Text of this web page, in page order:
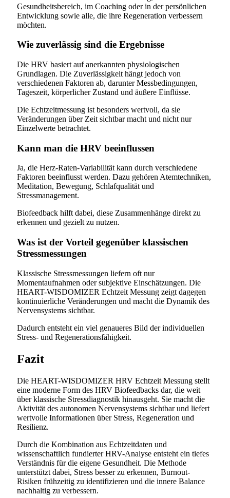
Gesundheitsbereich, im Coaching oder in der persönlichen
Entwicklung sowie alle, die ihre Regeneration verbessern
möchten.
Wie zuverlässig sind die Ergebnisse
Die HRV basiert auf anerkannten physiologischen
Grundlagen. Die Zuverlässigkeit hängt jedoch von
verschiedenen Faktoren ab, darunter Messbedingungen,
Tageszeit, körperlicher Zustand und äußere Einflüsse.
Die Echtzeitmessung ist besonders wertvoll, da sie
Veränderungen über Zeit sichtbar macht und nicht nur
Einzelwerte betrachtet.
Kann man die HRV beeinflussen
Ja, die Herz-Raten-Variabilität kann durch verschiedene
Faktoren beeinflusst werden. Dazu gehören Atemtechniken,
Meditation, Bewegung, Schlafqualität und
Stressmanagement.
Biofeedback hilft dabei, diese Zusammenhänge direkt zu
erkennen und gezielt zu nutzen.
Was ist der Vorteil gegenüber klassischen
Stressmessungen
Klassische Stressmessungen liefern oft nur
Momentaufnahmen oder subjektive Einschätzungen. Die
HEART-WISDOMIZER Echtzeit Messung zeigt dagegen
kontinuierliche Veränderungen und macht die Dynamik des
Nervensystems sichtbar.
Dadurch entsteht ein viel genaueres Bild der individuellen
Stress- und Regenerationsfähigkeit.
Fazit
Die HEART-WISDOMIZER HRV Echtzeit Messung stellt
eine moderne Form des HRV Biofeedbacks dar, die weit
über klassische Stressdiagnostik hinausgeht. Sie macht die
Aktivität des autonomen Nervensystems sichtbar und liefert
wertvolle Informationen über Stress, Regeneration und
Resilienz.
Durch die Kombination aus Echtzeitdaten und
wissenschaftlich fundierter HRV-Analyse entsteht ein tiefes
Verständnis für die eigene Gesundheit. Die Methode
unterstützt dabei, Stress besser zu erkennen, Burnout-
Risiken frühzeitig zu identifizieren und die innere Balance
nachhaltig zu verbessern.